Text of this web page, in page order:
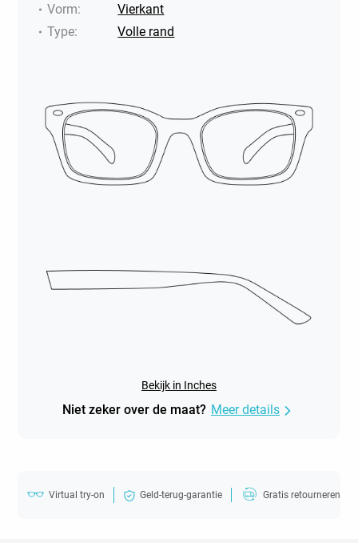
Vorm:
Vierkant
Type: Volle rand
Bekijk in Inches
Niet zeker over de maat? Meer details
Virtual try-on Geld-terug-garantie Gratis retourneren